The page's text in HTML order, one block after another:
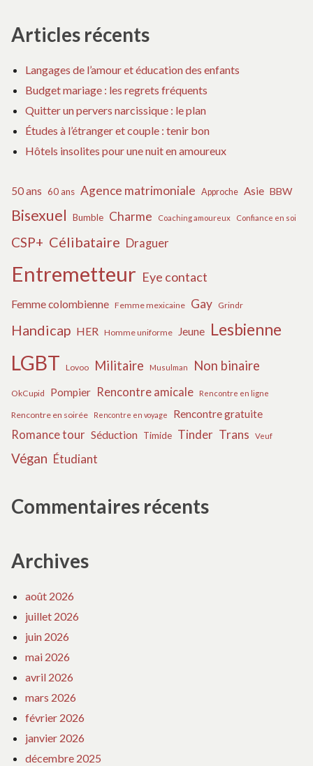
Articles récents
Langages de l’amour et éducation des enfants
Budget mariage : les regrets fréquents
Quitter un pervers narcissique : le plan
Études à l’étranger et couple : tenir bon
Hôtels insolites pour une nuit en amoureux
50 ans 60 ans Agence matrimoniale Approche Asie BBW
Bisexuel Bumble Charme Coaching amoureux Confiance en soi
CSP+ Célibataire Draguer
Entremetteur Eye contact
Femme colombienne Femme mexicaine Gay Grindr
Handicap HER Homme uniforme Jeune Lesbienne
LGBT Lovoo Militaire Musulman Non binaire
OkCupid Pompier Rencontre amicale Rencontre en ligne
Rencontre en soirée Rencontre en voyage Rencontre gratuite
Romance tour Séduction Timide Tinder Trans Veuf
Végan Étudiant
Commentaires récents
Archives
août 2026
juillet 2026
juin 2026
mai 2026
avril 2026
mars 2026
février 2026
janvier 2026
décembre 2025